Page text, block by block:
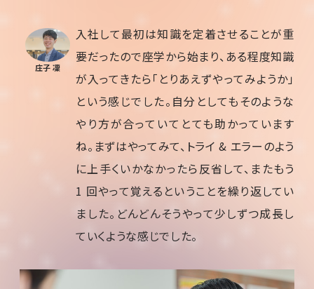
庄子 凜
入社して最初は知識を定着させることが重
要だったので座学から始まり、ある程度知識
が入ってきたら「とりあえずやってみようか」
という感じでした。自分としてもそのような
やり方が合っていてとても助かっています
ね。まずはやってみて、トライ & エラーのよう
に上手くいかなかったら反省して、またもう
1 回やって覚えるということを繰り返してい
ました。どんどんそうやって少しずつ成長し
ていくような感じでした。